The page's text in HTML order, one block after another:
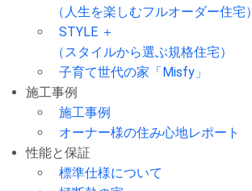
（人生を楽しむフルオーダー住宅）
STYLE ＋
（スタイルから選ぶ規格住宅）
子育て世代の家「Misfy」
施工事例
施工事例
オーナー様の住み心地レポート
性能と保証
標準仕様について